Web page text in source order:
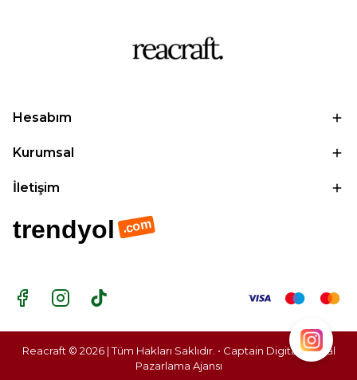
Hesabım
Kurumsal
İletişim
trendyol .com
Reacraft © 2026 | Tüm Hakları Saklıdır. • Captain Digital |Dijital
Pazarlama Ajansı